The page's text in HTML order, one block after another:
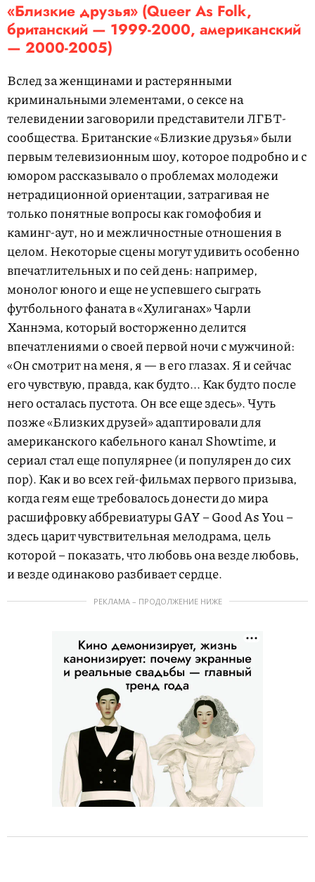
«Близкие друзья» (Queer As Folk,
британский — 1999-2000, американский
— 2000-2005)
Вслед за женщинами и растерянными
криминальными элементами, о сексе на
телевидении заговорили представители ЛГБТ-
сообщества. Британские «Близкие друзья» были
первым телевизионным шоу, которое подробно и с
юмором рассказывало о проблемах молодежи
нетрадиционной ориентации, затрагивая не
только понятные вопросы как гомофобия и
каминг-аут, но и межличностные отношения в
целом. Некоторые сцены могут удивить особенно
впечатлительных и по сей день: например,
монолог юного и еще не успевшего сыграть
футбольного фаната в «Хулиганах» Чарли
Ханнэма, который восторженно делится
впечатлениями о своей первой ночи с мужчиной:
«Он смотрит на меня, я — в его глазах. Я и сейчас
его чувствую, правда, как будто... Как будто после
него осталась пустота. Он все еще здесь». Чуть
позже «Близких друзей» адаптировали для
американского кабельного канал Showtime, и
сериал стал еще популярнее (и популярен до сих
пор). Как и во всех гей-фильмах первого призыва,
когда геям еще требовалось донести до мира
расшифровку аббревиатуры GAY – Good As You –
здесь царит чувствительная мелодрама, цель
которой – показать, что любовь она везде любовь,
и везде одинаково разбивает сердце.
РЕКЛАМА – ПРОДОЛЖЕНИЕ НИЖЕ